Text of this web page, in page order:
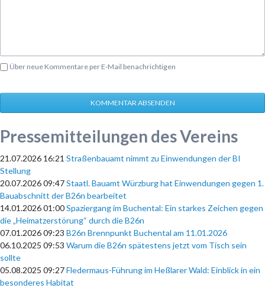
Über neue Kommentare per E-Mail benachrichtigen
KOMMENTAR ABSENDEN
Pressemitteilungen des Vereins
21.07.2026 16:21 Straßenbauamt nimmt zu Einwendungen der BI
Stellung
20.07.2026 09:47Staatl. Bauamt Würzburg hat Einwendungen gegen 1.
Bauabschnitt der B26n bearbeitet
14.01.2026 01:00Spaziergang im Buchental: Ein starkes Zeichen gegen
die „Heimatzerstörung“ durch die B26n
07.01.2026 09:23 B26n Brennpunkt Buchental am 11.01.2026
06.10.2025 09:53 Warum die B26n spätestens jetzt vom Tisch sein
sollte
05.08.2025 09:27Fledermaus-Führung im Heßlarer Wald: Einblick in ein
besonderes Habitat